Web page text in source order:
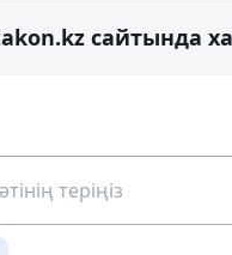
сайтында